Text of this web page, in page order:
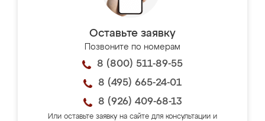
Оставьте заявку
Позвоните по номерам
8 (800) 511-89-55
8 (495) 665-24-01
8 (926) 409-68-13
Или оставьте заявку на сайте для консультации и